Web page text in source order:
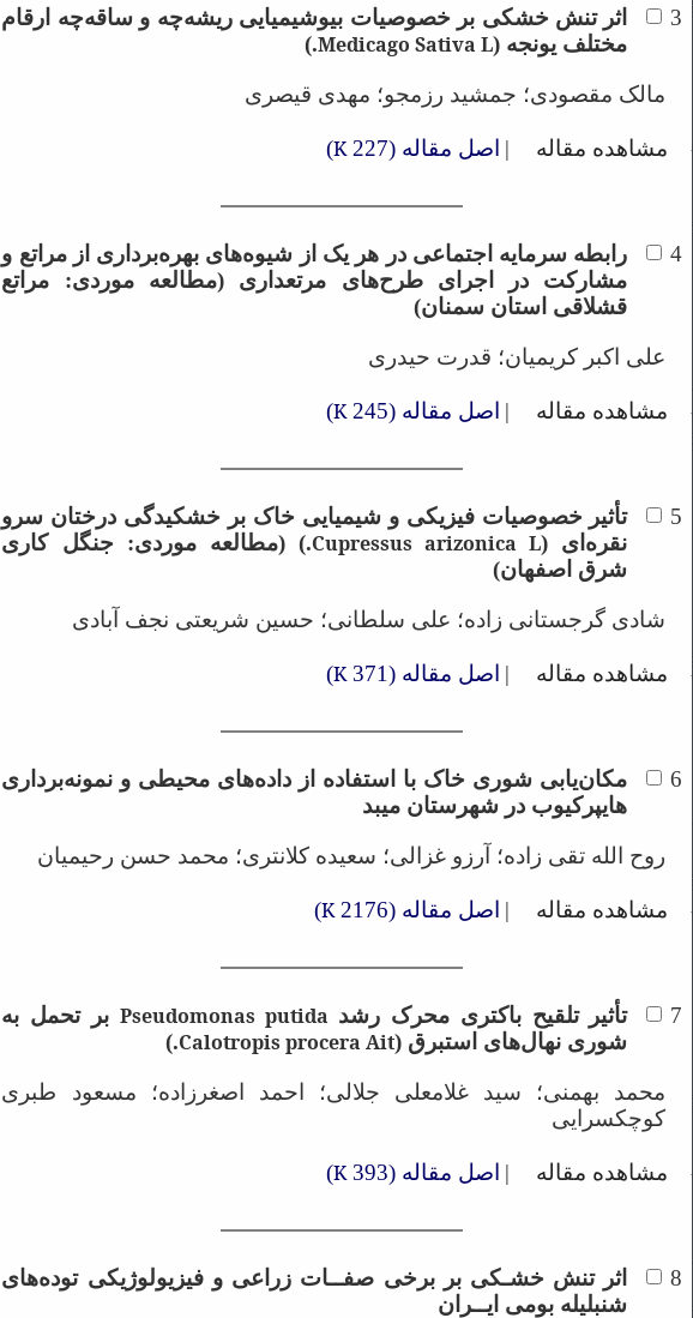
3
اثر تنش خشکی بر خصوصیات بیوشیمیایی ریشه‌چه و ساقه‌چه ارقام
مختلف یونجه (Medicago Sativa L
.)
مالک مقصودی؛ جمشید رزمجو؛ مهدی قیصری
· مشاهده مقاله | اصل مقاله (227 K
)
4
رابطه سرمایه اجتماعی در هر یک از شیوه‌های بهره‌برداری از مراتع و
مشارکت در اجرای طرح‌های مرتعداری (مطالعه موردی: مراتع
قشلاقی استان سمنان)
علی اکبر کریمیان؛ قدرت حیدری
· مشاهده مقاله | اصل مقاله (245 K
)
5
تأثیر خصوصیات فیزیکی و شیمیایی خاک بر خشکیدگی درختان سرو
نقره‌ای (Cupressus arizonica L.) (مطالعه موردی: جنگل کاری
شرق اصفهان)
شادی گرجستانی زاده؛ علی سلطانی؛ حسین شریعتی نجف آبادی
· مشاهده مقاله | اصل مقاله (371 K
)
6
مکان‌یابی شوری خاک با استفاده از داده‌های محیطی و نمونه‌برداری
هایپرکیوب در شهرستان میبد
روح الله تقی زاده؛ آرزو غزالی؛ سعیده کلانتری؛ محمد حسن رحیمیان
· مشاهده مقاله | اصل مقاله (2176 K
)
7 تأثیر تلقیح باکتری محرک رشد Pseudomonas putida بر تحمل به
شوری نهال‌های استبرق (Calotropis procera Ait
.)
محمد بهمنی؛ سید غلامعلی جلالی؛ احمد اصغرزاده؛ مسعود طبری
کوچکسرایی
· مشاهده مقاله | اصل مقاله (393 K
)
8
اثر تنش خشـکی بر برخی صفــات زراعی و فیزیولوژیکی توده‌های
شنبلیله‌ بومی ایــران